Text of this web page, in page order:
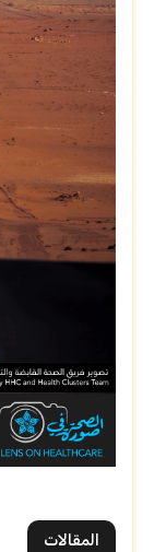
المقالات